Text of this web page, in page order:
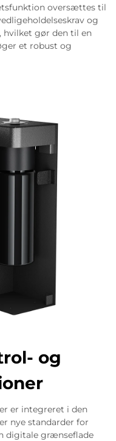
oversættes til
og
hvilket gør den til en
et robust og
og
er integreret i den
nye standarder for
digitale grænseflade